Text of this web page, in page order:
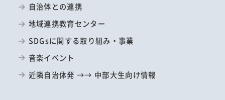
自治体との連携
地域連携教育センター
SDGsに関する取り組み・事業
音楽イベント
近隣自治体発 →→ 中部大生向け情報